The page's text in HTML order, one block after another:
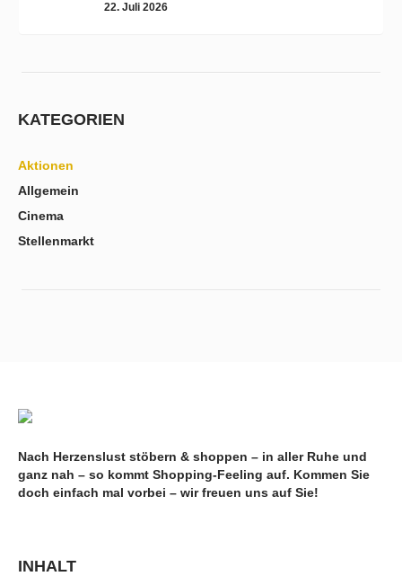
22. Juli 2026
KATEGORIEN
Aktionen
Allgemein
Cinema
Stellenmarkt
Nach Herzenslust stöbern & shoppen – in aller Ruhe und
ganz nah – so kommt Shopping-Feeling auf. Kommen Sie
doch einfach mal vorbei – wir freuen uns auf Sie!
INHALT